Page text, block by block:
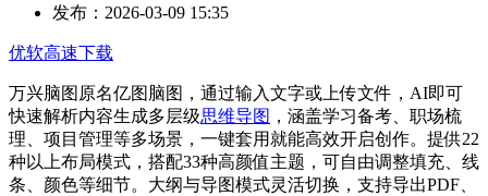
发布： 2026-03-09 15:35
优软高速下载
万兴脑图原名亿图脑图，通过输入文字或上传文件，AI即可
快速解析内容生成多层级思维导图 ，涵盖学习备考、职场梳
理、项目管理等多场景，一键套用就能高效开启创作。提供22
种以上布局模式，搭配33种高颜值主题，可自由调整填充、线
条、颜色等细节。大纲与导图模式灵活切换，支持导出PDF、